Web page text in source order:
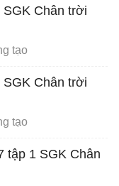
SGK Chân trời
tạo
SGK Chân trời
tạo
tập 1 SGK Chân